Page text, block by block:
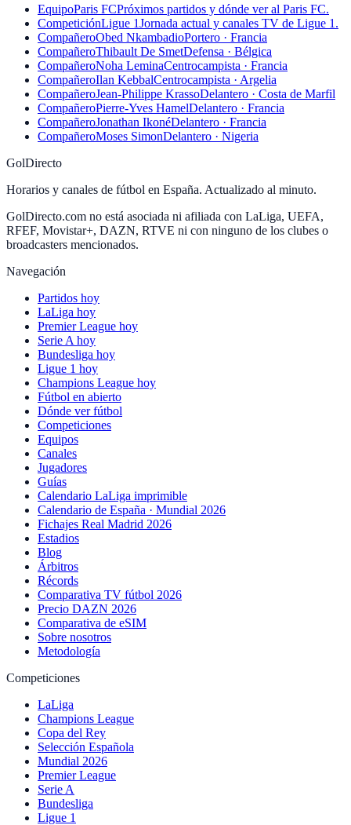
EquipoParis FCPróximos partidos y dónde ver al Paris FC.
CompeticiónLigue 1Jornada actual y canales TV de Ligue 1.
CompañeroObed NkambadioPortero · Francia
CompañeroThibault De SmetDefensa · Bélgica
CompañeroNoha LeminaCentrocampista · Francia
CompañeroIlan KebbalCentrocampista · Argelia
CompañeroJean-Philippe KrassoDelantero · Costa de Marfil
CompañeroPierre-Yves HamelDelantero · Francia
CompañeroJonathan IkonéDelantero · Francia
CompañeroMoses SimonDelantero · Nigeria
GolDirecto
Horarios y canales de fútbol en España. Actualizado al minuto.
GolDirecto.com no está asociada ni afiliada con LaLiga, UEFA,
RFEF, Movistar+, DAZN, RTVE ni con ninguno de los clubes o
broadcasters mencionados.
Navegación
Partidos hoy
LaLiga hoy
Premier League hoy
Serie A hoy
Bundesliga hoy
Ligue 1 hoy
Champions League hoy
Fútbol en abierto
Dónde ver fútbol
Competiciones
Equipos
Canales
Jugadores
Guías
Calendario LaLiga imprimible
Calendario de España · Mundial 2026
Fichajes Real Madrid 2026
Estadios
Blog
Árbitros
Récords
Comparativa TV fútbol 2026
Precio DAZN 2026
Comparativa de eSIM
Sobre nosotros
Metodología
Competiciones
LaLiga
Champions League
Copa del Rey
Selección Española
Mundial 2026
Premier League
Serie A
Bundesliga
Ligue 1